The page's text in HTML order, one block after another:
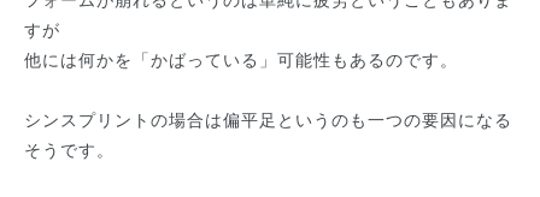
すが
他には何かを「かばっている」可能性もあるのです。
シンスプリントの場合は偏平足というのも一つの要因になる
そうです。